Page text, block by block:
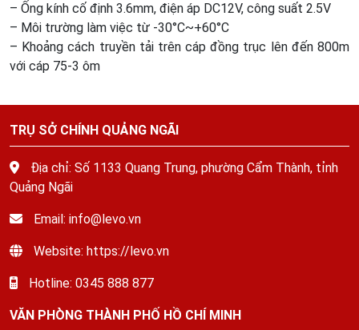
– Ống kính cố định 3.6mm, điện áp DC12V, công suất 2.5V
– Môi trường làm việc từ -30°C~+60°C
– Khoảng cách truyền tải trên cáp đồng trục lên đến 800m
với cáp 75-3 ôm
TRỤ SỞ CHÍNH QUẢNG NGÃI
Địa chỉ: Số 1133 Quang Trung, phường Cẩm Thành, tỉnh
Quảng Ngãi
Email: info@levo.vn
Website: https://levo.vn
Hotline: 0345 888 877
VĂN PHÒNG THÀNH PHỐ HỒ CHÍ MINH